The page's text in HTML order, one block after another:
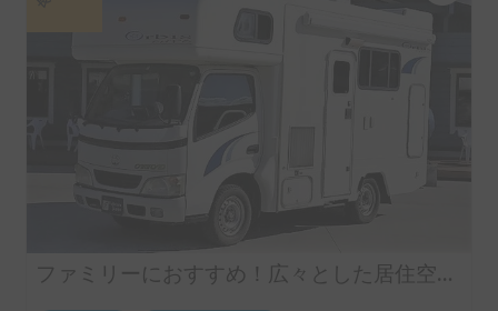
ファミリーにおすすめ！広々とした居住空間とバンクベッド！